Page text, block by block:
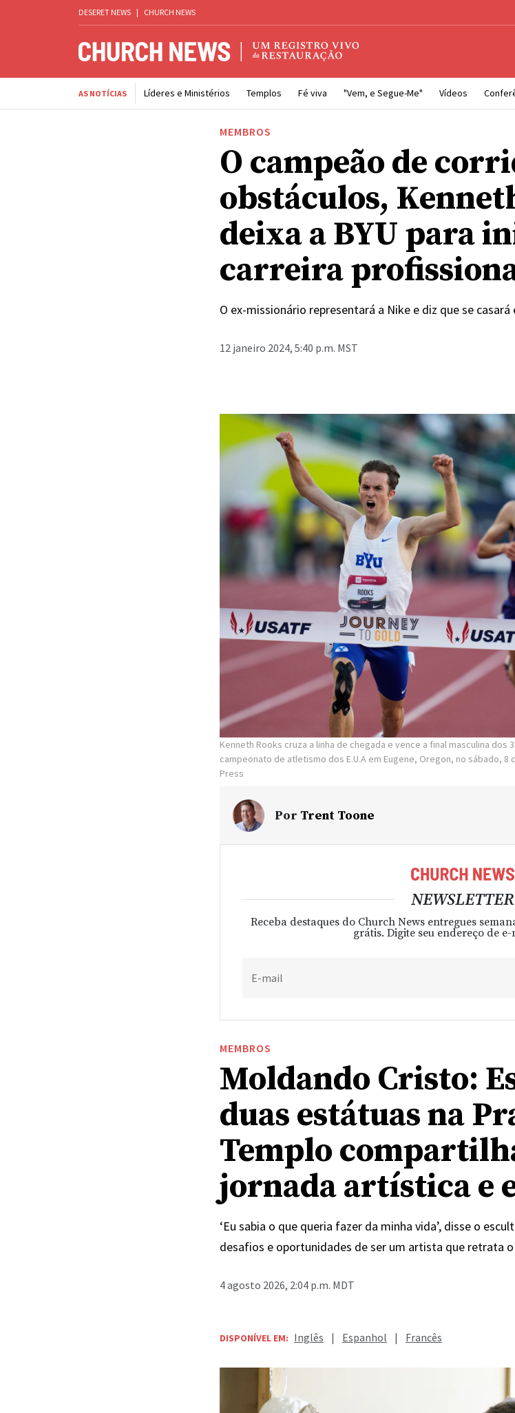
DESERET NEWS | CHURCH NEWS
AS NOTÍCIAS Líderes e Ministérios Templos Fé viva "Vem, e Segue-Me" Vídeos
MEMBROS
O campeão de
obstáculos,
deixa a BYU para
carreira
O ex-missionário representará a Nike e diz que se casará
12 janeiro 2024, 5:40 p.m. MST
Kenneth Rooks cruza a linha de chegada e vence a final masculina
campeonato de atletismo dos E.U.A em Eugene, Oregon, no sábado, 8
Press
Por Trent Toone
NEWSLETTER
Receba destaques do Church News entregues
grátis. Digite seu endereço de
E-mail
MEMBROS
Moldando Cristo:
duas estátuas na
Templo
jornada artística e
‘Eu sabia o que queria fazer da minha vida’, disse o
desafios e oportunidades de ser um artista que retrata
4 agosto 2026, 2:04 p.m. MDT
DISPONÍVEL EM: Inglês | Espanhol | Francês